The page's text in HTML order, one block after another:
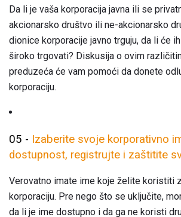
Da li je vaša korporacija javna ili se
akcionarsko društvo ili ne-akcionarsko
dionice korporacije javno trguju, da li će
široko trgovati? Diskusija o ovim
preduzeća će vam pomoći da donete
korporaciju.
05 - Izaberite svoje korporativno
dostupnost, registrujte i zaštitite
Verovatno imate ime koje želite koristiti
korporaciju. Pre nego što se uključite,
da li je ime dostupno i da ga ne koristi